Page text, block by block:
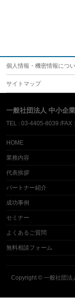
個人情報・機密情報につ
サイトマップ
一般社団法人 中小企
TEL : 03-4405-8039 /FAX
HOME
業務内容
代表挨拶
パートナー紹介
成功事例
セミナー
よくあるご質問
無料相談フォーム
Copyright ©一般社団法